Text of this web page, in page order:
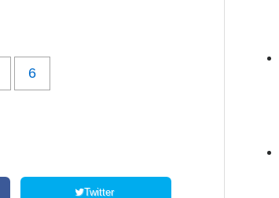
6
Twitter